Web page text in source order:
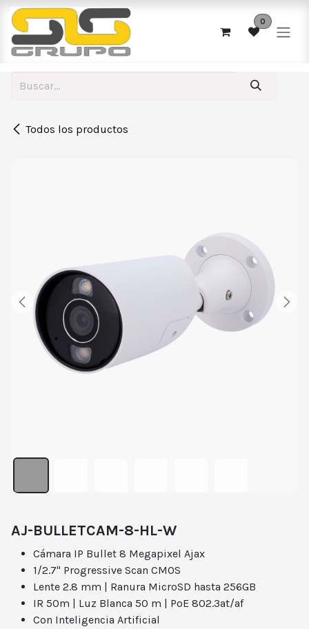
Ir al contenido
0
Todos los productos
AJ-BULLETCAM-8-HL-W
Cámara IP Bullet 8 Megapixel Ajax
1/2.7" Progressive Scan CMOS
Lente 2.8 mm | Ranura MicroSD hasta 256GB
IR 50m | Luz Blanca 50 m | PoE 802.3at/af
Con Inteligencia Artificial